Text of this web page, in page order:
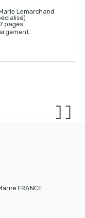
Lemarchand
pages
FRANCE